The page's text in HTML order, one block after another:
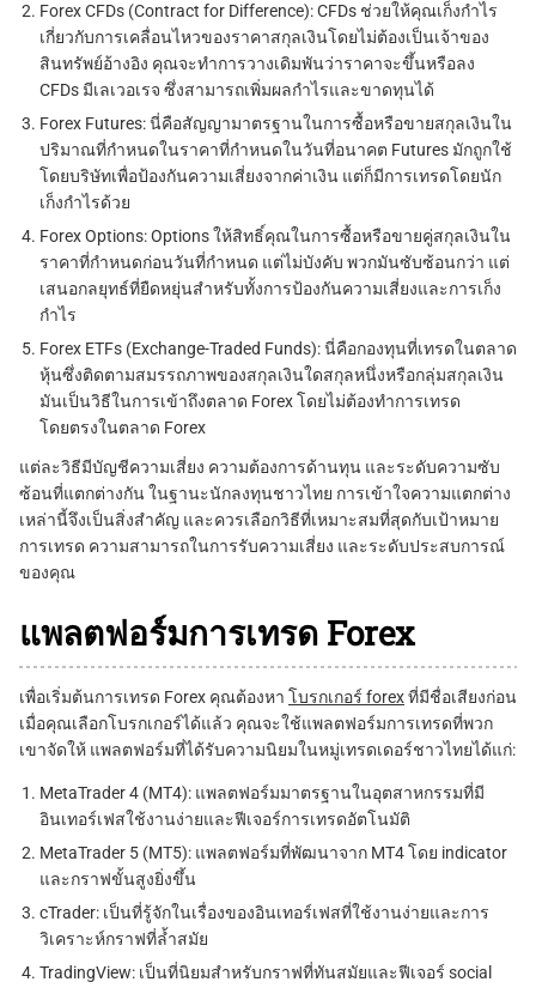
Forex CFDs (Contract for Difference): CFDs ช่วยให้คุณเก็งกำไร
เกี่ยวกับการเคลื่อนไหวของราคาสกุลเงินโดยไม่ต้องเป็นเจ้าของ
สินทรัพย์อ้างอิง คุณจะทำการวางเดิมพันว่าราคาจะขึ้นหรือลง
CFDs มีเลเวอเรจ ซึ่งสามารถเพิ่มผลกำไรและขาดทุนได้
Forex Futures: นี่คือสัญญามาตรฐานในการซื้อหรือขายสกุลเงินใน
ปริมาณที่กำหนดในราคาที่กำหนดในวันที่อนาคต Futures มักถูกใช้
โดยบริษัทเพื่อป้องกันความเสี่ยงจากค่าเงิน แต่ก็มีการเทรดโดยนัก
เก็งกำไรด้วย
Forex Options: Options ให้สิทธิ์คุณในการซื้อหรือขายคู่สกุลเงินใน
ราคาที่กำหนดก่อนวันที่กำหนด แต่ไม่บังคับ พวกมันซับซ้อนกว่า แต่
เสนอกลยุทธ์ที่ยืดหยุ่นสำหรับทั้งการป้องกันความเสี่ยงและการเก็ง
กำไร
Forex ETFs (Exchange-Traded Funds): นี่คือกองทุนที่เทรดในตลาด
หุ้นซึ่งติดตามสมรรถภาพของสกุลเงินใดสกุลหนึ่งหรือกลุ่มสกุลเงิน
มันเป็นวิธีในการเข้าถึงตลาด Forex โดยไม่ต้องทำการเทรด
โดยตรงในตลาด Forex
แต่ละวิธีมีบัญชีความเสี่ยง ความต้องการด้านทุน และระดับความซับ
ซ้อนที่แตกต่างกัน ในฐานะนักลงทุนชาวไทย การเข้าใจความแตกต่าง
เหล่านี้จึงเป็นสิ่งสำคัญ และควรเลือกวิธีที่เหมาะสมที่สุดกับเป้าหมาย
การเทรด ความสามารถในการรับความเสี่ยง และระดับประสบการณ์
ของคุณ
แพลตฟอร์มการเทรด Forex
เพื่อเริ่มต้นการเทรด Forex คุณต้องหา โบรกเกอร์ forexที่มีชื่อเสียงก่อน
เมื่อคุณเลือกโบรกเกอร์ได้แล้ว คุณจะใช้แพลตฟอร์มการเทรดที่พวก
เขาจัดให้ แพลตฟอร์มที่ได้รับความนิยมในหมู่เทรดเดอร์ชาวไทยได้แก่:
MetaTrader 4 (MT4): แพลตฟอร์มมาตรฐานในอุตสาหกรรมที่มี
อินเทอร์เฟสใช้งานง่ายและฟีเจอร์การเทรดอัตโนมัติ
MetaTrader 5 (MT5): แพลตฟอร์มที่พัฒนาจาก MT4 โดย indicator
และกราฟขั้นสูงยิ่งขึ้น
cTrader: เป็นที่รู้จักในเรื่องของอินเทอร์เฟสที่ใช้งานง่ายและการ
วิเคราะห์กราฟที่ล้ำสมัย
TradingView: เป็นที่นิยมสำหรับกราฟที่ทันสมัยและฟีเจอร์ social